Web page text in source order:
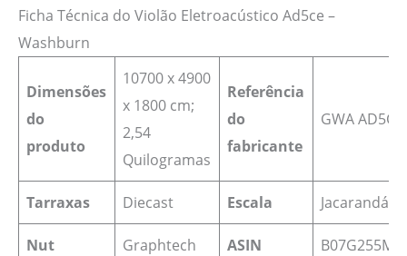
Ficha Técnica do Violão Eletroacústico Ad5ce –
Washburn
Dimensões
do
produto
10700 x 4900
x 1800 cm;
2,54
Quilogramas
Referência
do
fabricante
‎GWA AD5CE
Tarraxas Diecast Escala Jacarandá
Nut Graphtech ASIN